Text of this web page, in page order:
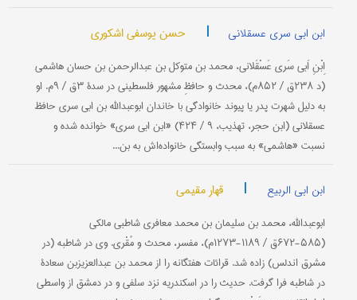
ابن ابی سری عسقلانی | حسن یوسفی اشکوری
اِبْنِ اَبی سَری عَسْقَلانی، محمد بن متوكل بن عبدالرحمن بن حسان هاشمی
(د ۲۳۸ق / ۸۵۲م)، محدث و حافظِ مشهور فلسطینی در سدۀ ۳ق / ۹م. او
به دلیل شهرت پدر یا پیوند خانوادگی با خاندان ابوعبدالله بن ابی سری حافظ
عسقلانی (ابن حجر، تهذیب، ۹ / ۴۲۴) «ابن ابی سری» خوانده شده و
نسبت «هاشمی» به سبب وابستگی خانواده‌اش به بن...
ابن ابی الربیع | قهار مقیمی
ابوعبدالله، محمد بن سلیمان بن محمد معافری شاطبی مالكی
(۵۸۵-۶۷۲ق / ۱۱۸۹-۱۲۷۳م)، مفسر، محدث و مُقْری. وی در شاطبه (در
مشرق اندلس) زاده شد. قرائات هفتگانه را از محمد بن عبدالعزیزبن سعادة
در شاطبه فرا گرفت. حدیث را در اسكندریه نزد سلفی و در دمشق از واسطی